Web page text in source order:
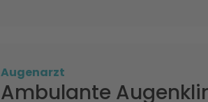
Augenarzt
Ambulante